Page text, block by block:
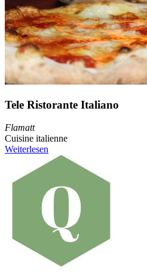
Tele Ristorante Italiano
Flamatt
Cuisine italienne
Weiterlesen